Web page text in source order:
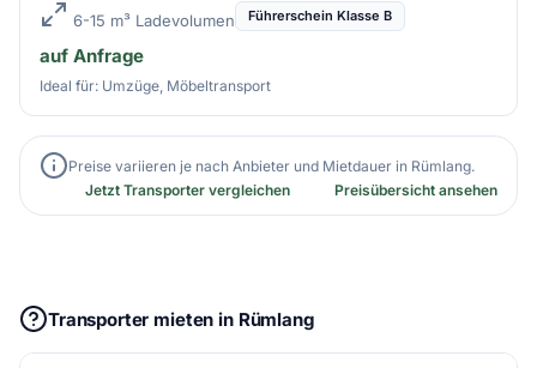
6-15 m³ Ladevolumen Führerschein Klasse B
auf Anfrage
Ideal für: Umzüge, Möbeltransport
Preise variieren je nach Anbieter und Mietdauer in Rümlang.
Jetzt Transporter vergleichen
Preisübersicht ansehen
Transporter mieten in Rümlang